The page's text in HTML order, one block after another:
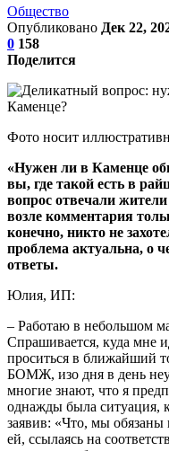
Общество
Опубликовано Дек 22,
0 158
Поделится
Фото носит
«Нужен ли в Каменце
вы, где такой есть в
вопрос отвечали
возле комментария
конечно, никто не
проблема актуальна, о
ответы.
Юлия, ИП:
– Работаю в небольшом
Спрашивается, куда мне
проситься в ближайший
БОМЖ, изо дня в день
многие знают, что я
однажды была ситуация,
заявив: «Что, мы обязаны
ей, ссылаясь на